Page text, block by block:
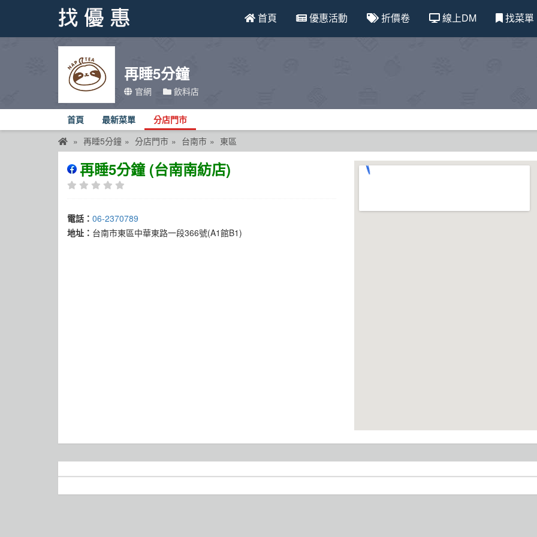
首頁 優惠活動 折價卷 線上DM 找菜單
再睡5分鐘
官網 飲料店
首頁 最新菜單 分店門市
再睡5分鐘 分店門市 台南市 東區
再睡5分鐘 (台南南紡店)
電話： 06-2370789
地址： 台南市東區中華東路一段366號(A1館B1)
找優惠